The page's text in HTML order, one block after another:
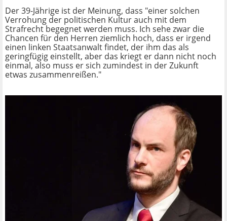
Der 39-Jährige ist der Meinung, dass "einer solchen
Verrohung der politischen Kultur auch mit dem
Strafrecht begegnet werden muss. Ich sehe zwar die
Chancen für den Herren ziemlich hoch, dass er irgend
einen linken Staatsanwalt findet, der ihm das als
geringfügig einstellt, aber das kriegt er dann nicht noch
einmal, also muss er sich zumindest in der Zukunft
etwas zusammenreißen."